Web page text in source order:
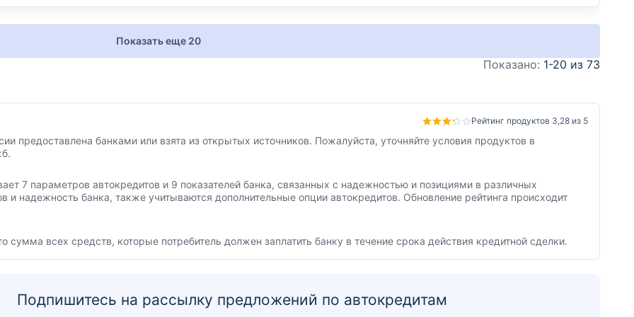
Показать еще 20
Показано: 1-20 из 73
Рейтинг продуктов 3,28 из 5
предоставлена банками или взята из открытых источников. Пожалуйста, уточняйте условия продуктов в
7 параметров автокредитов и 9 показателей банка, связанных с надежностью и позициями в различных
и надежность банка, также учитываются дополнительные опции автокредитов. Обновление рейтинга происходит
сумма всех средств, которые потребитель должен заплатить банку в течение срока действия кредитной сделки.
Подпишитесь на рассылку предложений по автокредитам